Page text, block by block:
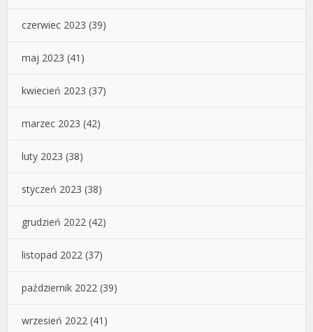
czerwiec 2023 (39)
maj 2023 (41)
kwiecień 2023 (37)
marzec 2023 (42)
luty 2023 (38)
styczeń 2023 (38)
grudzień 2022 (42)
listopad 2022 (37)
październik 2022 (39)
wrzesień 2022 (41)